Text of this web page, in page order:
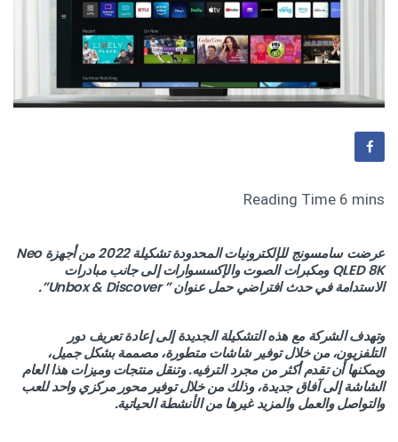
عرضت سامسونج للإلكترونيات المحدودة تشكيلة 2022 من أجهزة Neo
QLED 8K ومكبرات الصوت والإكسسوارات إلى جانب مبادرات
الاستدامة في حدث افتراضي حمل عنوان ” Unbox & Discover”.
وتهدف الشركة مع هذه التشكيلة الجديدة إلى إعادة تعريف دور
التلفزيون، من خلال توفير شاشات متطورة، مصممة بشكل جميل،
ويمكنها أن تقدم أكثر من مجرد الترفيه. وتنقل منتجات وميزات هذا العام
الشاشة إلى آفاق جديدة، وذلك من خلال توفير محور مركزي واحد للعب
والتواصل والعمل والمزيد غيرها من الأنشطة الحياتية.